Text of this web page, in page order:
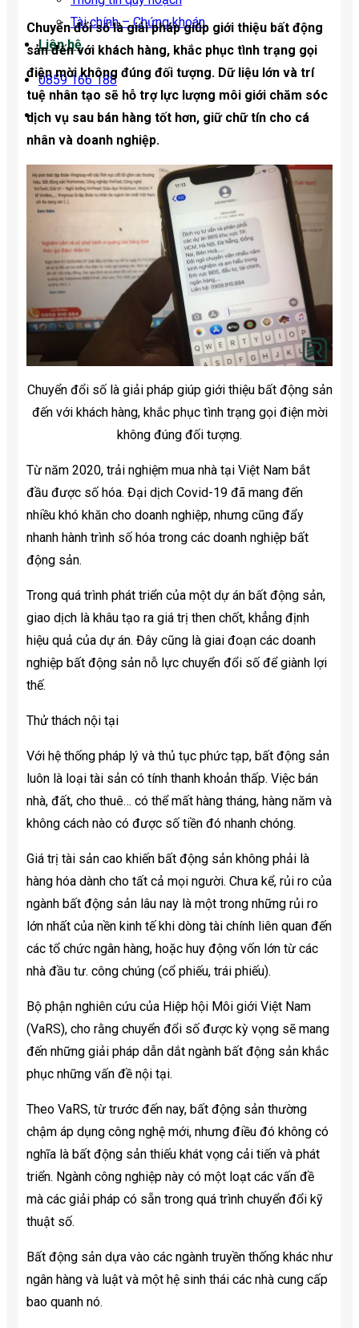
Tài chính – Chứng khoán
Liên hệ
0859 166 188
Chuyển đổi số là giải pháp giúp giới thiệu bất động
sản đến với khách hàng, khắc phục tình trạng gọi
điện mời không đúng đối tượng. Dữ liệu lớn và trí
tuệ nhân tạo sẽ hỗ trợ lực lượng môi giới chăm sóc
dịch vụ sau bán hàng tốt hơn, giữ chữ tín cho cá
nhân và doanh nghiệp.
Chuyển đổi số là giải pháp giúp giới thiệu bất động sản
đến với khách hàng, khắc phục tình trạng gọi điện mời
không đúng đối tượng.
Từ năm 2020, trải nghiệm mua nhà tại Việt Nam bắt
đầu được số hóa. Đại dịch Covid-19 đã mang đến
nhiều khó khăn cho doanh nghiệp, nhưng cũng đẩy
nhanh hành trình số hóa trong các doanh nghiệp bất
động sản.
Trong quá trình phát triển của một dự án bất động sản,
giao dịch là khâu tạo ra giá trị then chốt, khẳng định
hiệu quả của dự án. Đây cũng là giai đoạn các doanh
nghiệp bất động sản nỗ lực chuyển đổi số để giành lợi
thế.
Thử thách nội tại
Với hệ thống pháp lý và thủ tục phức tạp, bất động sản
luôn là loại tài sản có tính thanh khoản thấp. Việc bán
nhà, đất, cho thuê… có thể mất hàng tháng, hàng năm và
không cách nào có được số tiền đó nhanh chóng.
Giá trị tài sản cao khiến bất động sản không phải là
hàng hóa dành cho tất cả mọi người. Chưa kể, rủi ro của
ngành bất động sản lâu nay là một trong những rủi ro
lớn nhất của nền kinh tế khi dòng tài chính liên quan đến
các tổ chức ngân hàng, hoặc huy động vốn lớn từ các
nhà đầu tư. công chúng (cổ phiếu, trái phiếu).
Bộ phận nghiên cứu của Hiệp hội Môi giới Việt Nam
(VaRS), cho rằng chuyển đổi số được kỳ vọng sẽ mang
đến những giải pháp dẫn dắt ngành bất động sản khắc
phục những vấn đề nội tại.
Theo VaRS, từ trước đến nay, bất động sản thường
chậm áp dụng công nghệ mới, nhưng điều đó không có
nghĩa là bất động sản thiếu khát vọng cải tiến và phát
triển. Ngành công nghiệp này có một loạt các vấn đề
mà các giải pháp có sẵn trong quá trình chuyển đổi kỹ
thuật số.
Bất động sản dựa vào các ngành truyền thống khác như
ngân hàng và luật và một hệ sinh thái các nhà cung cấp
bao quanh nó.